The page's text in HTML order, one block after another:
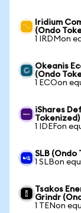
Iridium
(Ondo
1 IRDMon
Okeanis
(Ondo
1 ECOon
iShares
1 IDEFon
SLB (Ondo
1 SLBon
Tsakos
Grindr
1 TENon